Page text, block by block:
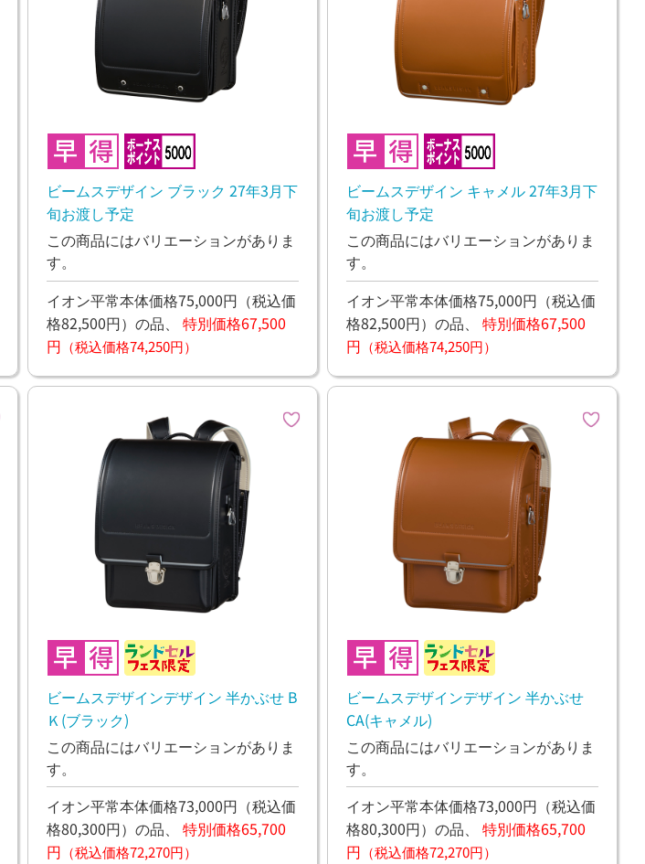
ビームスデザイン ブラック 27年3月下
旬お渡し予定
この商品にはバリエーションがありま
す。
イオン平常本体価格75,000円 （税込価
格82,500円） の品、 特別価格67,500
円 （税込価格74,250円）
ビームスデザイン キャメル 27年3月下
旬お渡し予定
この商品にはバリエーションがありま
す。
イオン平常本体価格75,000円 （税込価
格82,500円） の品、 特別価格67,500
円 （税込価格74,250円）
ビームスデザインデザイン 半かぶせ B
Ｋ(ブラック)
この商品にはバリエーションがありま
す。
イオン平常本体価格73,000円 （税込価
格80,300円） の品、 特別価格65,700
円 （税込価格72,270円）
ビームスデザインデザイン 半かぶせ
CA(キャメル)
この商品にはバリエーションがありま
す。
イオン平常本体価格73,000円 （税込価
格80,300円） の品、 特別価格65,700
円 （税込価格72,270円）